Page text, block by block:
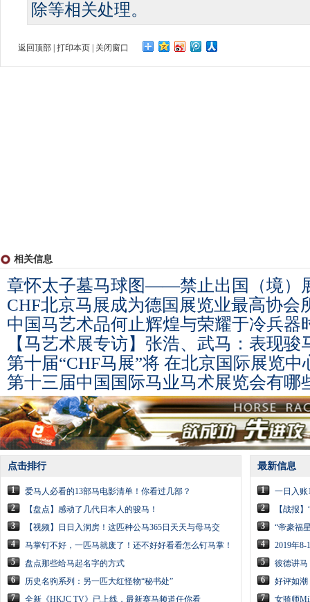
除等相关处理。
返回顶部 打印本页 关闭窗口
相关信息
章怀太子墓马球图——禁止出国（境）
CHF北京马展成为德国展览业最高协会
中国马艺术品何止辉煌与荣耀于冷兵器
【马艺术展专访】张浩、武马：表现
第十届“CHF马展”将 在北京国际展览中
第十三届中国国际马业马术展览会有哪
点击排行
1
爱马人必看的13部马电影清单！你看过几部？
2
【盘点】感动了几代日本人的骏马！
3
【视频】日日入洞房！这匹种公马365日天天与母马交
4
马掌钉不好，一匹马就废了！还不好好看看怎么钉马掌！
5
盘点那些给马起名字的方式
6
历史名驹系列：另一匹大红怪物“秘书处”
7
全新《HKJC TV》已上线，最新赛马频道任你看
最新信息
1
一日入账
2
【战报
3
“帝豪福
4
2019年
5
彼德讲马
6
好评如潮
7
女骑师